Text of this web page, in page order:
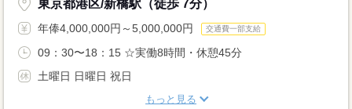
東京都港区/新橋駅（徒歩 7分）
年俸4,000,000円～5,000,000円 交通費一部支給
09：30〜18：15 ☆実働8時間・休憩45分
土曜日 日曜日 祝日
もっと見る